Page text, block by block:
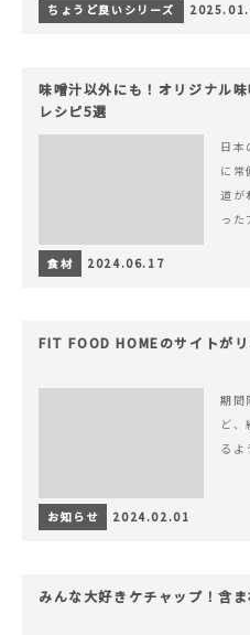
ちょうど良いシリーズ
味噌汁以外にも！オリジナル
レシピ5選
日本
に常
道が
った
食材 2024.06.17
FIT FOOD HOMEのサイトが
期間
ど
るよ
お知らせ 2024.02.01
みんな大好きケチャップ！含